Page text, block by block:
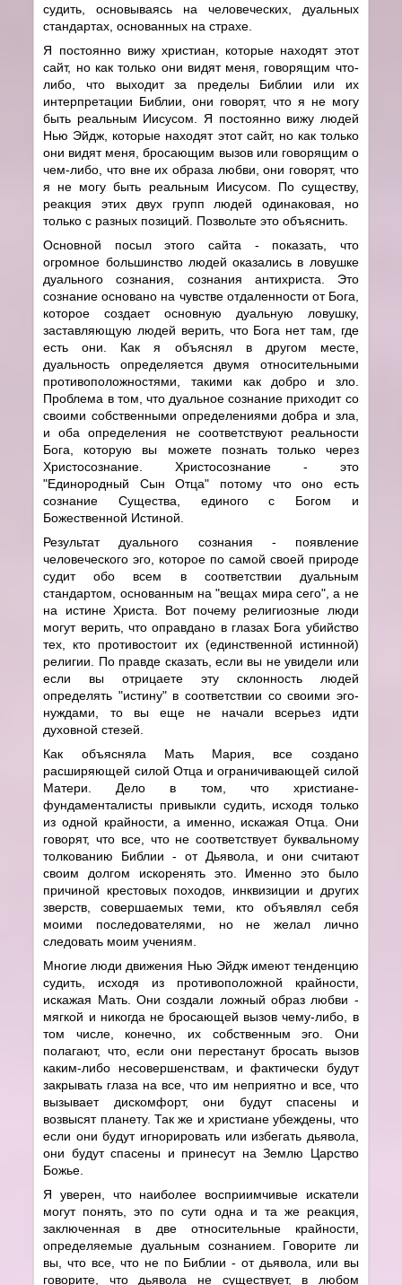
судить, основываясь на человеческих, дуальных
стандартах, основанных на страхе.
Я постоянно вижу христиан, которые находят этот
сайт, но как только они видят меня, говорящим что-
либо, что выходит за пределы Библии или их
интерпретации Библии, они говорят, что я не могу
быть реальным Иисусом. Я постоянно вижу людей
Нью Эйдж, которые находят этот сайт, но как только
они видят меня, бросающим вызов или говорящим о
чем-либо, что вне их образа любви, они говорят, что
я не могу быть реальным Иисусом. По существу,
реакция этих двух групп людей одинаковая, но
только с разных позиций. Позвольте это объяснить.
Основной посыл этого сайта - показать, что
огромное большинство людей оказались в ловушке
дуального сознания, сознания антихриста. Это
сознание основано на чувстве отдаленности от Бога,
которое создает основную дуальную ловушку,
заставляющую людей верить, что Бога нет там, где
есть они. Как я объяснял в другом месте,
дуальность определяется двумя относительными
противоположностями, такими как добро и зло.
Проблема в том, что дуальное сознание приходит со
своими собственными определениями добра и зла,
и оба определения не соответствуют реальности
Бога, которую вы можете познать только через
Христосознание. Христосознание - это
"Единородный Сын Отца" потому что оно есть
сознание Существа, единого с Богом и
Божественной Истиной.
Результат дуального сознания - появление
человеческого эго, которое по самой своей природе
судит обо всем в соответствии дуальным
стандартом, основанным на "вещах мира сего", а не
на истине Христа. Вот почему религиозные люди
могут верить, что оправдано в глазах Бога убийство
тех, кто противостоит их (единственной истинной)
религии. По правде сказать, если вы не увидели или
если вы отрицаете эту склонность людей
определять "истину" в соответствии со своими эго-
нуждами, то вы еще не начали всерьез идти
духовной стезей.
Как объясняла Мать Мария, все создано
расширяющей силой Отца и ограничивающей силой
Матери. Дело в том, что христиане-
фундаменталисты привыкли судить, исходя только
из одной крайности, а именно, искажая Отца. Они
говорят, что все, что не соответствует буквальному
толкованию Библии - от Дьявола, и они считают
своим долгом искоренять это. Именно это было
причиной крестовых походов, инквизиции и других
зверств, совершаемых теми, кто объявлял себя
моими последователями, но не желал лично
следовать моим учениям.
Многие люди движения Нью Эйдж имеют тенденцию
судить, исходя из противоположной крайности,
искажая Мать. Они создали ложный образ любви -
мягкой и никогда не бросающей вызов чему-либо, в
том числе, конечно, их собственным эго. Они
полагают, что, если они перестанут бросать вызов
каким-либо несовершенствам, и фактически будут
закрывать глаза на все, что им неприятно и все, что
вызывает дискомфорт, они будут спасены и
возвысят планету. Так же и христиане убеждены, что
если они будут игнорировать или избегать дьявола,
они будут спасены и принесут на Землю Царство
Божье.
Я уверен, что наиболее восприимчивые искатели
могут понять, это по сути одна и та же реакция,
заключенная в две относительные крайности,
определяемые дуальным сознанием. Говорите ли
вы, что все, что не по Библии - от дьявола, или вы
говорите, что дьявола не существует, в любом